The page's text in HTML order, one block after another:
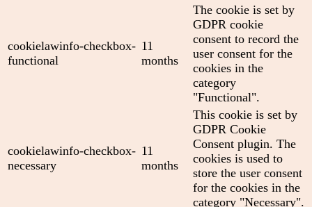
cookielawinfo-checkbox-
functional
11
months
The cookie is set by
GDPR cookie
consent to record the
user consent for the
cookies in the
category
"Functional".
cookielawinfo-checkbox-
necessary
11
months
This cookie is set by
GDPR Cookie
Consent plugin. The
cookies is used to
store the user consent
for the cookies in the
category "Necessary".